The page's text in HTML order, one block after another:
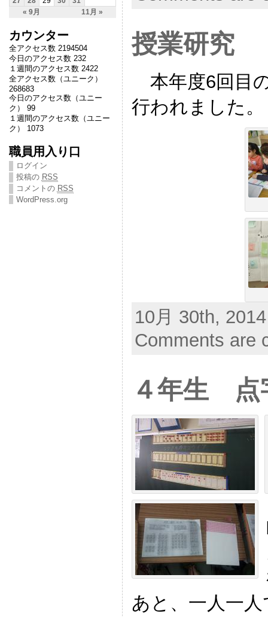
« 9月 11月 »
カウンター
全アクセス数 2194504
今日のアクセス数 232
１週間のアクセス数 2422
全アクセス数（ユニーク）
268683
今日のアクセス数（ユニー
ク） 99
１週間のアクセス数（ユニー
ク） 1073
職員用入り口
ログイン
投稿の RSS
コメントの RSS
WordPress.org
授業研究
本年度6回目
行われました。
10月 30th,
Comments are
４年生 点
あと、一人一